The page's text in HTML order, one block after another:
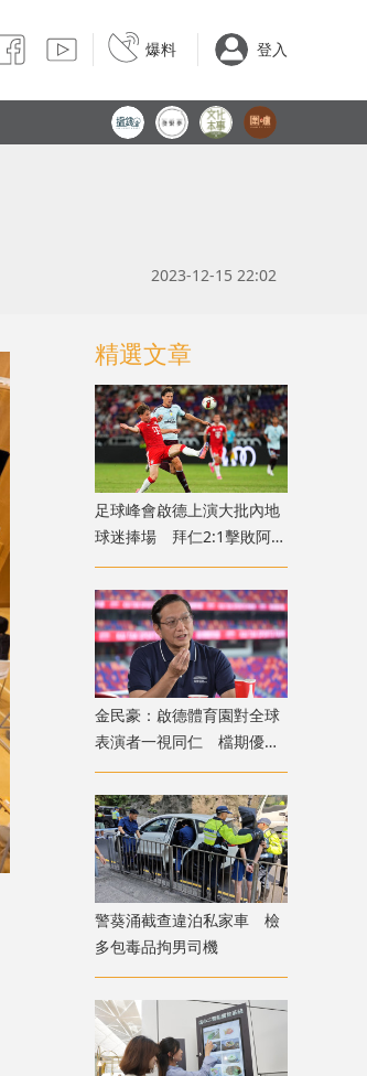
爆料 登入
2023-12-15 22:02
精選文章
足球峰會啟德上演大批內地
球迷捧場 拜仁2:1擊敗阿士
東維拉
金民豪：啟德體育園對全球
表演者一視同仁 檔期優先
給體育活動
警葵涌截查違泊私家車 檢
多包毒品拘男司機